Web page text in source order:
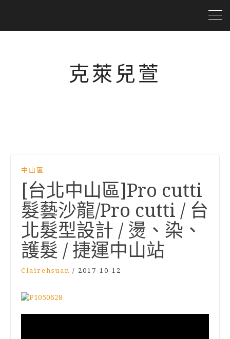
克萊兒萱
中山區
[台北中山區]Pro cutti
髮藝沙龍/Pro cutti / 台
北髮型設計 / 燙、染、
護髮 / 捷運中山站
Clairehsuan / 2017-10-12